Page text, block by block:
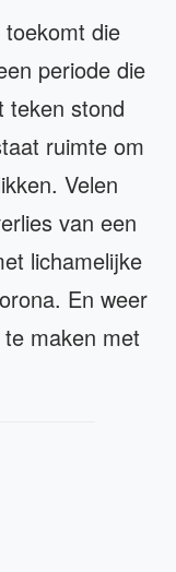
die
periode die
teken stond
ruimte om
Velen
van een
lichamelijke
En weer
maken met